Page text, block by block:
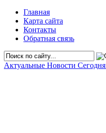
Главная
Карта сайта
Контакты
Обратная связь
Актуальные Новости Сегодня